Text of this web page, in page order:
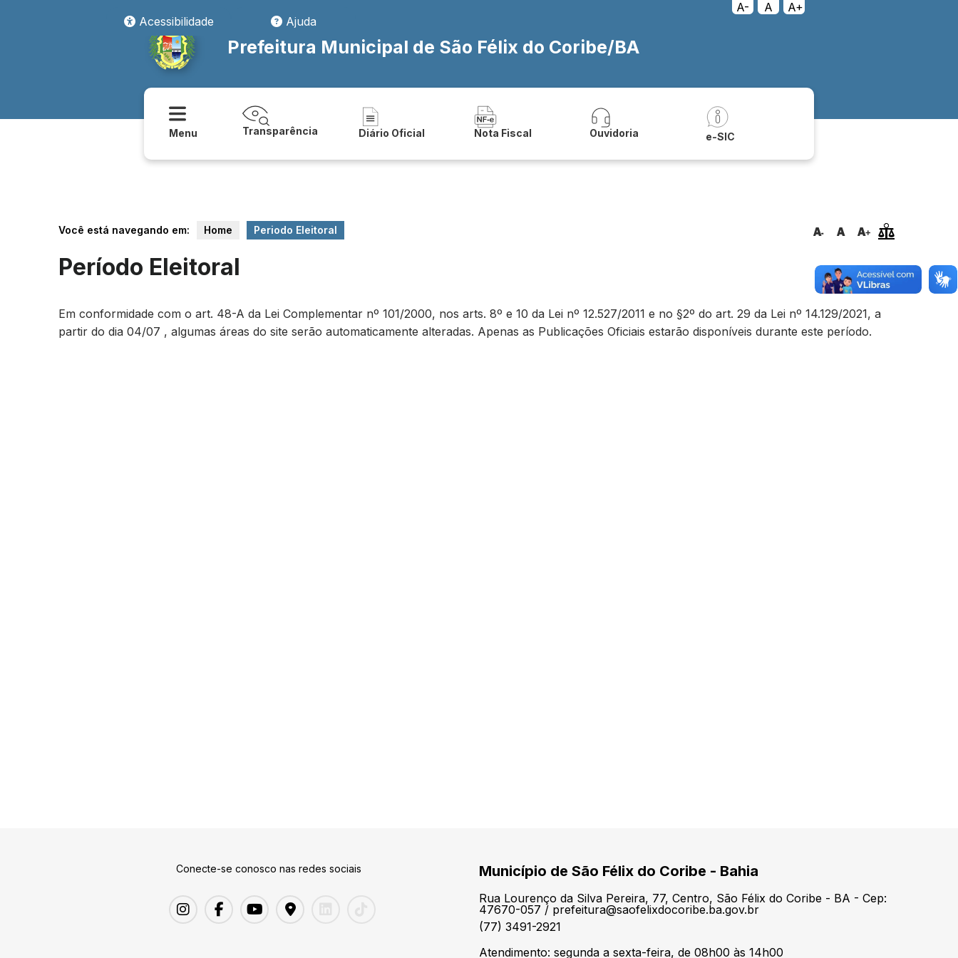
A- A
A+
Acessibilidade
Ajuda
Prefeitura Municipal de São Félix do Coribe/BA
Menu Transparência Diário Oficial Nota Fiscal Ouvidoria e-SIC
Você está navegando em: Home Periodo Eleitoral
Período Eleitoral
Em conformidade com o art. 48-A da Lei Complementar nº 101/2000, nos arts. 8º e 10 da Lei nº 12.527/2011 e no §2º do art. 29 da Lei nº 14.129/2021, a
partir do dia 04/07 , algumas áreas do site serão automaticamente alteradas. Apenas as Publicações Oficiais estarão disponíveis durante este período.
Conecte-se conosco nas redes sociais Município de São Félix do Coribe - Bahia
Rua Lourenço da Silva Pereira, 77, Centro, São Félix do Coribe - BA - Cep:
47670-057 / prefeitura@saofelixdocoribe.ba.gov.br
(77) 3491-2921
Atendimento: segunda a sexta-feira, de 08h00 às 14h00